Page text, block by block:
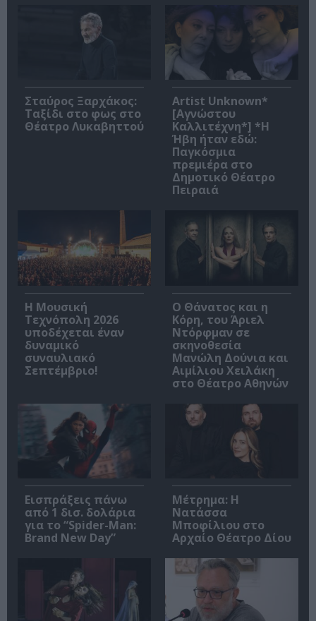
Σταύρος Ξαρχάκος:
Ταξίδι στο φως στο
Θέατρο Λυκαβηττού
Artist Unknown*
[Αγνώστου
Καλλιτέχνη*] *Η
Ήβη ήταν εδώ:
Παγκόσμια
πρεμιέρα στο
Δημοτικό Θέατρο
Πειραιά
Η Μουσική
Τεχνόπολη 2026
υποδέχεται έναν
δυναμικό
συναυλιακό
Σεπτέμβριο!
Ο Θάνατος και η
Κόρη, του Άριελ
Ντόρφμαν σε
σκηνοθεσία
Μανώλη Δούνια και
Αιμίλιου Χειλάκη
στο Θέατρο Αθηνών
Εισπράξεις πάνω
από 1 δισ. δολάρια
για το “Spider-Man:
Brand New Day”
Μέτρημα: Η
Νατάσσα
Μποφίλιου στο
Αρχαίο Θέατρο Δίου